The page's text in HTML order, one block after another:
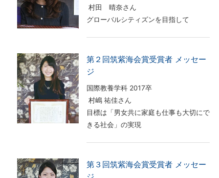
村田 晴奈さん
グローバルシティズンを目指して
第２回筑紫海会賞受賞者 メッセー
ジ
国際教養学科 2017卒
村嶋 祐佳さん
目標は「男女共に家庭も仕事も大切にで
きる社会」の実現
第３回筑紫海会賞受賞者 メッセー